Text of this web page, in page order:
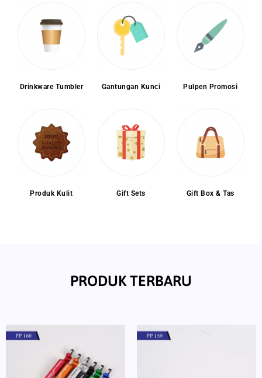
Drinkware Tumbler Gantungan Kunci Pulpen Promosi
Produk Kulit Gift Sets Gift Box & Tas
PRODUK TERBARU